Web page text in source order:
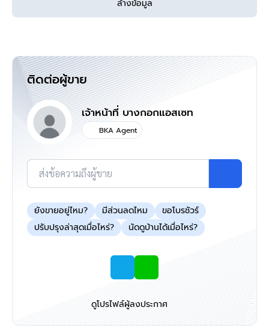
คุยไลน์กับบ้านบางกอก > http://line.me/ti/p/%40bangkokasset
ดูรายละเอียดเพิ่มเติมได้ที่ > http://www.bangkokassets.com/
รีวิวจริงจากลูกค้าได้ที่ : https://goo.gl/esmXPD
>>> แล้วทำไมต้องซื้อบ้านมือสองรีโนเวท
กับเรา "บ้านบางกอก" ?? อยากรู้คลิก
แผนที่
ล้างข้อมูล
ติดต่อผู้ขาย
เจ้าหน้าที่ บางกอกแอสเซท
BKA Agent
ส่งข้อความถึงผู้ขาย
ยังขายอยู่ไหม? มีส่วนลดไหม
ขอโบรชัวร์
ปรับปรุงล่าสุดเมื่อไหร่?
นัดดูบ้านได้เมื่อไหร่?
ดูโปรไฟล์ผู้ลงประกาศ